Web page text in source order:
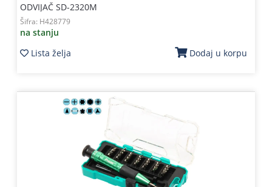
ODVIJAČ SD-2320M
Šifra: H428779
na stanju
Lista želja
Dodaj u korpu